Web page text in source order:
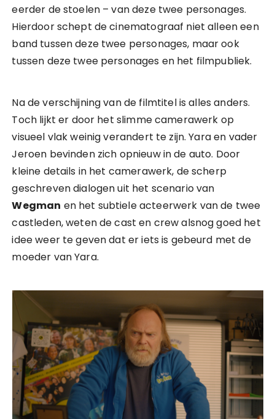
eerder de stoelen – van deze twee personages.
Hierdoor schept de cinematograaf niet alleen een
band tussen deze twee personages, maar ook
tussen deze twee personages en het filmpubliek.
Na de verschijning van de filmtitel is alles anders.
Toch lijkt er door het slimme camerawerk op
visueel vlak weinig verandert te zijn. Yara en vader
Jeroen bevinden zich opnieuw in de auto. Door
kleine details in het camerawerk, de scherp
geschreven dialogen uit het scenario van
Wegman en het subtiele acteerwerk van de twee
castleden, weten de cast en crew alsnog goed het
idee weer te geven dat er iets is gebeurd met de
moeder van Yara.